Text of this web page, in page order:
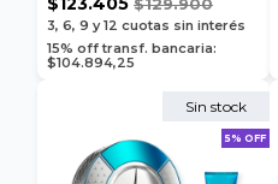
3, 6, 9 y 12 cuotas sin interés
15% off transf. bancaria:
$104.894,25
Sin stock
5% OFF